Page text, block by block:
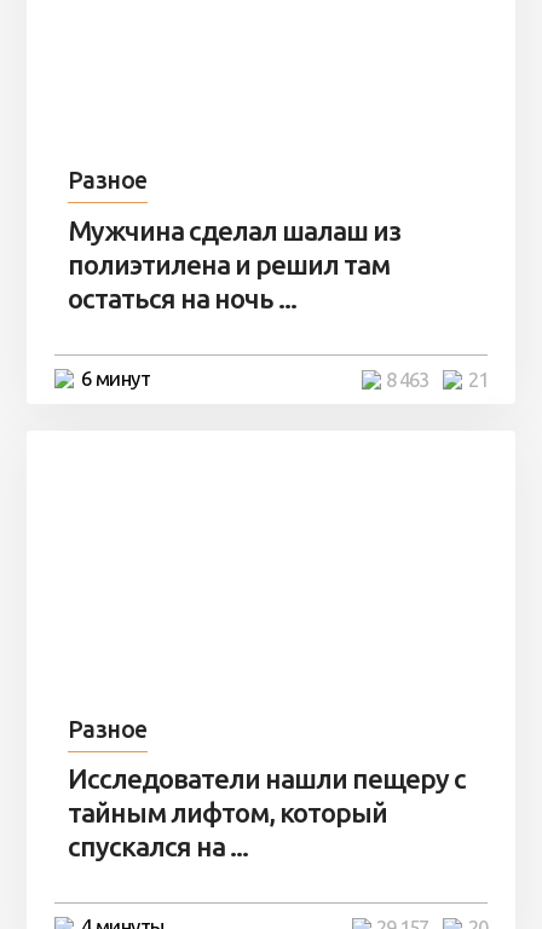
Разное
Мужчина сделал шалаш из
полиэтилена и решил там
остаться на ночь ...
6 минут 21
8 463
Разное
Исследователи нашли пещеру с
тайным лифтом, который
спускался на ...